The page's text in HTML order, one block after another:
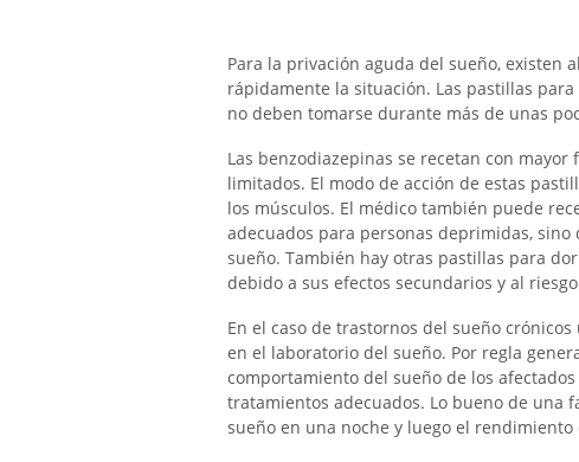
Para la privación aguda del sueño, existen
rápidamente la situación. Las pastillas
no deben tomarse durante más de unas
Las benzodiazepinas se recetan con
limitados. El modo de acción de estas
los músculos. El médico también puede
adecuados para personas deprimidas,
sueño. También hay otras pastillas para
debido a sus efectos secundarios y al
En el caso de trastornos del sueño
en el laboratorio del sueño. Por regla
comportamiento del sueño de los
tratamientos adecuados. Lo bueno de una
sueño en una noche y luego el